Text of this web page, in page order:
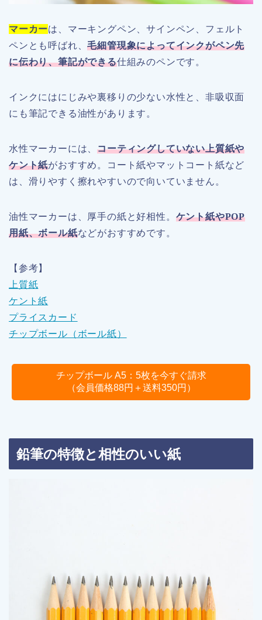
マーカーは、マーキングペン、サインペン、フェルト
ペンとも呼ばれ、毛細管現象によってインクがペン先
に伝わり、筆記ができる仕組みのペンです。
インクにはにじみや裏移りの少ない水性と、非吸収面
にも筆記できる油性があります。
水性マーカーには、コーティングしていない上質紙や
ケント紙がおすすめ。コート紙やマットコート紙など
は、滑りやすく擦れやすいので向いていません。
油性マーカーは、厚手の紙と好相性。 ケント紙やPOP
用紙、ボール紙などがおすすめです。
【参考】
上質紙
ケント紙
プライスカード
チップボール（ボール紙）
チップボール A5：5枚を今すぐ請求
（会員価格88円＋送料350円）
鉛筆の特徴と相性のいい紙